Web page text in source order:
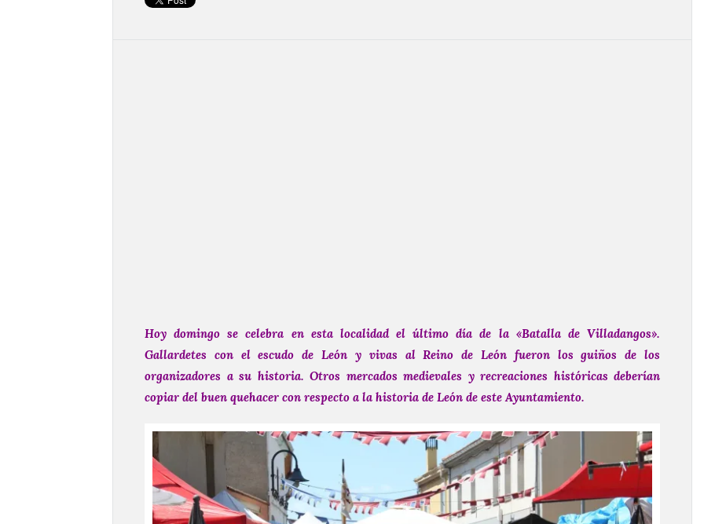
Hoy domingo se celebra en esta localidad el último día de la «Batalla de Villadangos».
Gallardetes con el escudo de León y vivas al Reino de León fueron los guiños de los
organizadores a su historia. Otros mercados medievales y recreaciones históricas deberían
copiar del buen quehacer con respecto a la historia de León de este Ayuntamiento.